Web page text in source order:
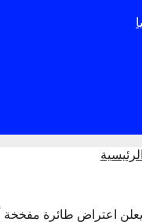
يعلن اعتراض طائرة مفخخة